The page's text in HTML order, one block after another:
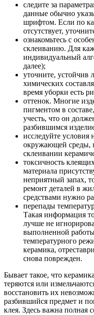
следите за
данные обычно
шрифтом. Если по
отсутствует,
ознакомьтесь с
склеиванию. Для
индивидуальный
далее);
уточните, устойчив
химических
время уборки есть
оттенок. Многие
пигментом в
учесть, что он
разбившимся
исследуйте условия
окружающей среды,
склеивании
токсичность
материала
неприятный запах,
ремонт деталей в
средствами нужно
перепады
Такая информация
лучше не
выполненной
температурного
керамика,
снова поврежден.
Бывает такое, что
теряются или
восстановить их
разбившийся предмет и
клея. Здесь важна полная